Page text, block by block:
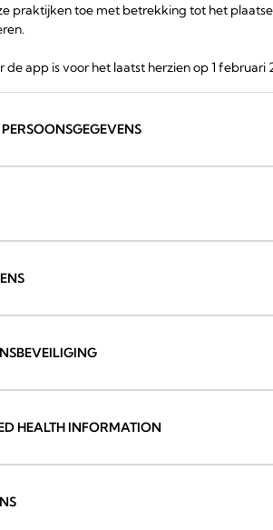
praktijken toe met betrekking tot het
app is voor het laatst herzien op 1 februari
HEALTH INFORMATION